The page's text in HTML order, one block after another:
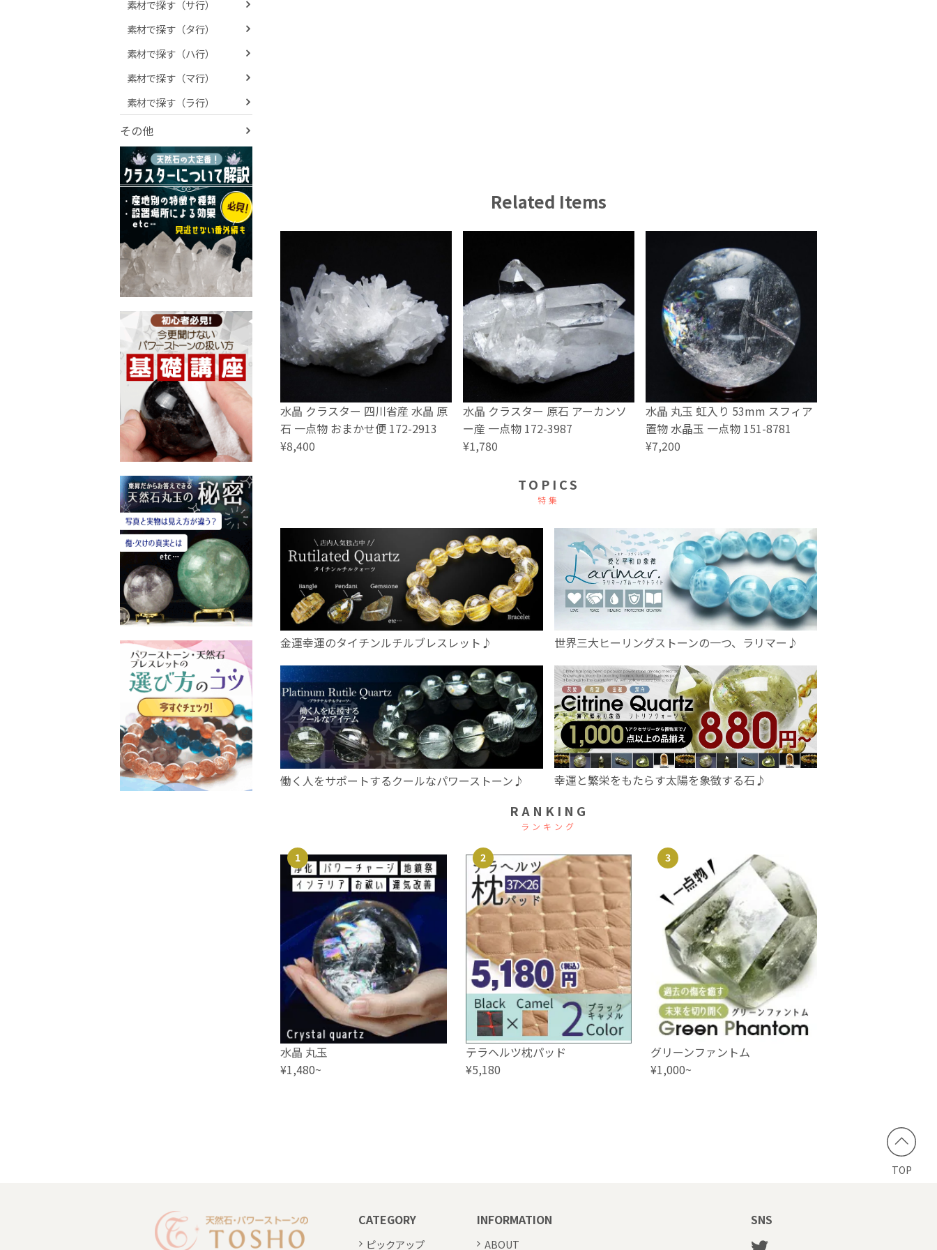
素材で探す（サ行）
素材で探す（タ行）
素材で探す（ハ行）
素材で探す（マ行）
素材で探す（ラ行）
その他
Related Items
水晶 クラスター 四川省産 水晶 原
石 一点物 おまかせ便 172-2913
¥8,400
水晶 クラスター 原石 アーカンソ
ー産 一点物 172-3987
¥1,780
水晶 丸玉 虹入り 53mm スフィア
置物 水晶玉 一点物 151-8781
¥7,200
TOPICS
特集
金運幸運のタイチンルチルブレスレット♪ 世界三大ヒーリングストーンの一つ、ラリマー♪
働く人をサポートするクールなパワーストーン♪ 幸運と繁栄をもたらす太陽を象徴する石♪
RANKING
ランキング
1
水晶 丸玉
¥1,480~
2
テラヘルツ枕パッド
¥5,180
3
グリーンファントム
¥1,000~
TOP
CATEGORY
ピックアップ
INFORMATION
ABOUT
SNS